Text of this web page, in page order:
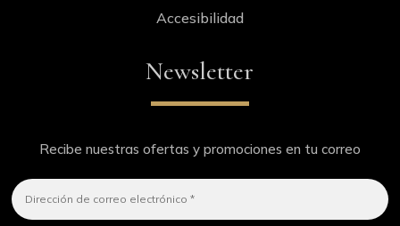
Accesibilidad
Newsletter
Recibe nuestras ofertas y promociones en tu correo